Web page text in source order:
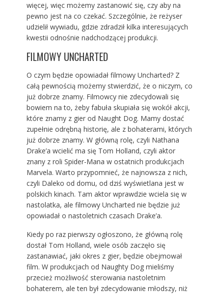
więcej, więc możemy zastanowić się, czy aby na
pewno jest na co czekać. Szczególnie, że reżyser
udzielił wywiadu, gdzie zdradził kilka interesujących
kwestii odnośnie nadchodzącej produkcji.
FILMOWY UNCHARTED
O czym będzie opowiadał filmowy Uncharted? Z
całą pewnością możemy stwierdzić, że o niczym, co
już dobrze znamy. Filmowcy nie zdecydowali się
bowiem na to, żeby fabuła skupiała się wokół akcji,
które znamy z gier od Naught Dog. Mamy dostać
zupełnie odrębną historię, ale z bohaterami, których
już dobrze znamy. W główną rolę, czyli Nathana
Drake’a wcielić ma się Tom Holland, czyli aktor
znany z roli Spider-Mana w ostatnich produkcjach
Marvela. Warto przypomnieć, że najnowsza z nich,
czyli Daleko od domu, od dziś wyświetlana jest w
polskich kinach. Tam aktor wprawdzie wciela się w
nastolatka, ale filmowy Uncharted nie będzie już
opowiadał o nastoletnich czasach Drake’a.
Kiedy po raz pierwszy ogłoszono, że główną rolę
dostał Tom Holland, wiele osób zaczęło się
zastanawiać, jaki okres z gier, będzie obejmował
film. W produkcjach od Naughty Dog mieliśmy
przecież możliwość sterowania nastoletnim
bohaterem, ale ten był zdecydowanie młodszy, niż